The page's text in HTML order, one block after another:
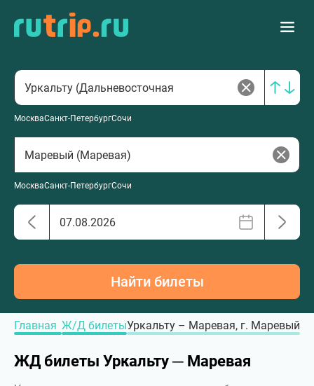
МоскваСанкт-ПетербургСочи
МоскваСанкт-ПетербургСочи
Найти билеты
Главная Ж/Д билетыУркальту – Маревая, г. Маревый
ЖД билеты Уркальту ─ Маревая